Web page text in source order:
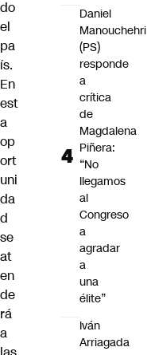
do
el
pa
ís.
En
est
a
op
ort
uni
da
d
se
at
en
de
rá
a
Daniel
Manouchehri
(PS)
responde
a
crítica
de
Magdalena
Piñera:
“No
llegamos
al
Congreso
a
agradar
a
una
élite”
Iván
Arriagada